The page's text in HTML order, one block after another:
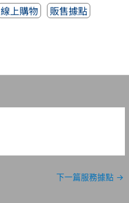
線上購物 販售據點
下一篇服務據點 →